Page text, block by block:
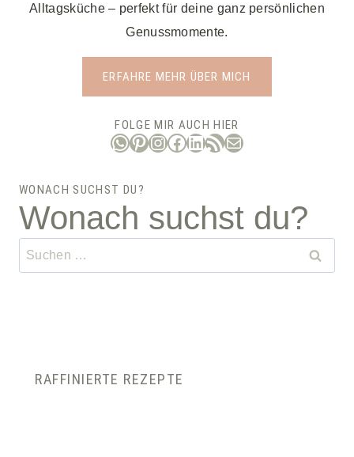
Alltagsküche – perfekt für deine ganz persönlichen
Genussmomente.
ERFAHRE MEHR ÜBER MICH
FOLGE MIR AUCH HIER
WhatsApp
Pinterest
Instagram
Facebook
LinkedIn
RSS-Feed
E-Mail
WONACH SUCHST DU?
Wonach suchst du?
Suchen
nach:
RAFFINIERTE REZEPTE